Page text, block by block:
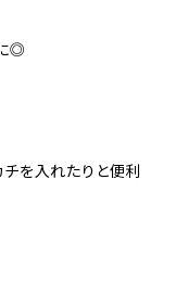
◎
チを入れたりと便利